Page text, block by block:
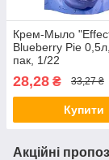
Крем-Мыло
Blueberry Pie
пак, 1/22
28,28 ₴ 33,27 ₴
Купити
Акційні